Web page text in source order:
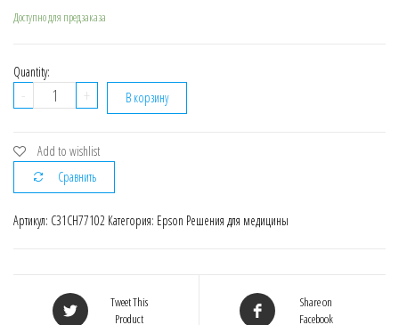
Доступно для предзаказа
Quantity:
-
Количество
C31CH77102
ColorWorks
CW-
C6500Ae
полноцветный
встроенным
+ В корзину
Add to wishlist
Сравнить
Артикул: C31CH77102 Категория: Epson Решения для медицины
Tweet This
Product
Share on
Facebook